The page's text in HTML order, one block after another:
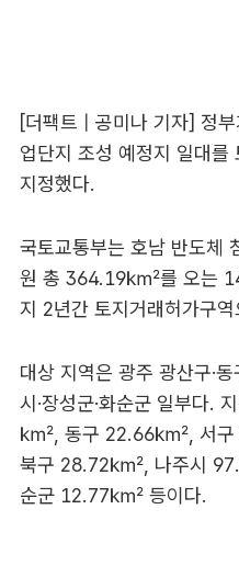
[더팩트 | 공미나 기자] 정
업단지 조성 예정지 일대를
지정했다.
국토교통부는 호남 반도체
원 총 364.19㎢를 오는
지 2년간 토지거래허가구
대상 지역은 광주 광산구·동
시·장성군·화순군 일부다.
㎢, 동구 22.66㎢, 서
북구 28.72㎢, 나주시
순군 12.77㎢ 등이다.